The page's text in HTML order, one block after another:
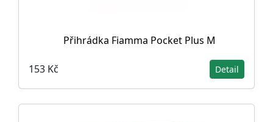
Přihrádka Fiamma Pocket Plus M
153 Kč Detail